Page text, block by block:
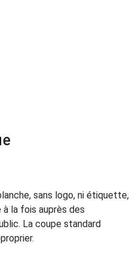
sans logo, ni étiquette,
la fois auprès des
La coupe standard